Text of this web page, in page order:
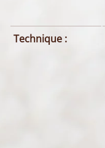
Technique :